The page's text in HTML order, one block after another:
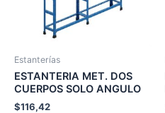
Estanterías
ESTANTERIA MET. DOS
CUERPOS SOLO ANGULO
$116,42